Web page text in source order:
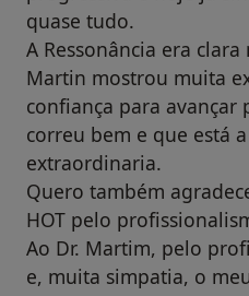
quase tudo.
A Ressonância era
Martin mostrou muita
confiança para avançar
correu bem e que está
extraordinaria.
Quero também
HOT pelo
Ao Dr. Martim, pelo
e, muita simpatia, o